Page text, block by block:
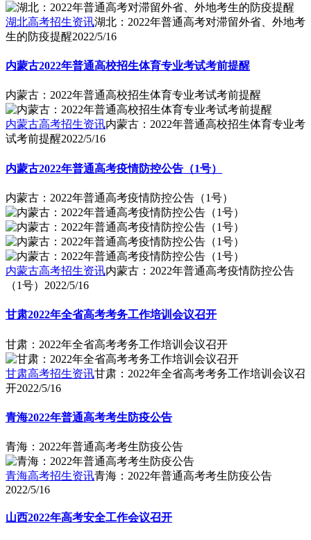
湖北高考招生资讯湖北：2022年普通高考对滞留外省、外地考
生的防疫提醒2022/5/16
内蒙古2022年普通高校招生体育专业考试考前提醒
内蒙古：2022年普通高校招生体育专业考试考前提醒
内蒙古高考招生资讯内蒙古：2022年普通高校招生体育专业考
试考前提醒2022/5/16
内蒙古2022年普通高考疫情防控公告（1号）
内蒙古：2022年普通高考疫情防控公告（1号）
内蒙古高考招生资讯内蒙古：2022年普通高考疫情防控公告
（1号） 2022/5/16
甘肃2022年全省高考考务工作培训会议召开
甘肃：2022年全省高考考务工作培训会议召开
甘肃高考招生资讯甘肃：2022年全省高考考务工作培训会议召
开2022/5/16
青海2022年普通高考考生防疫公告
青海：2022年普通高考考生防疫公告
青海高考招生资讯青海：2022年普通高考考生防疫公告
2022/5/16
山西2022年高考安全工作会议召开